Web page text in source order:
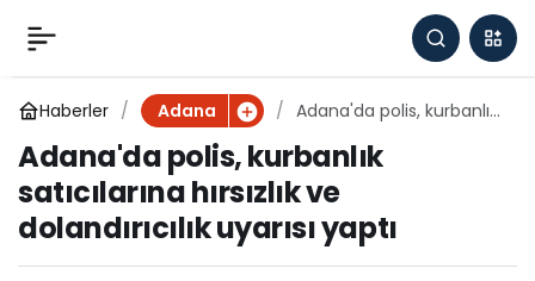
Haberler Adana
Adana'da polis, kurbanlık
dolandırıcılık uyarısı yaptı
Adana'da polis, kurbanlık
satıcılarına hırsızlık ve
dolandırıcılık uyarısı yaptı
Adana'da polis,
kurbanlık satıcılarına
hırsızlık ve dolandırıcılık
uyarısı yaptı